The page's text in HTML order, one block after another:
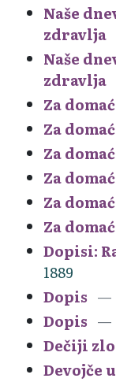
Naše
zdravlja
Naše
zdravlja
Za
Za
Za
Za
Za
Za
Dopisi:
1889
Dopis
Dopis
Dečiji
Devojče